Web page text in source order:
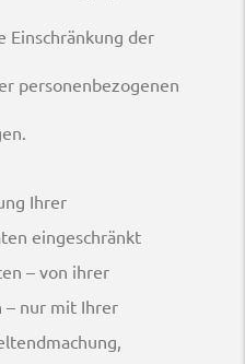
Einschränkung der
personenbezogenen
Ihrer
eingeschränkt
– von ihrer
– nur mit Ihrer